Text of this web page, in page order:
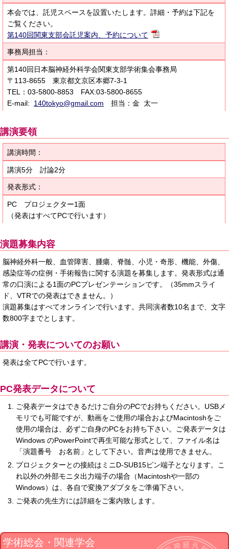
本会では、託児スペースを設置いたします。詳細・予約は下記を
ご覧ください。
第140回関東支部会託児案内、予約について
事務局担当：
第140回日本脳神経外科学会関東支部学術集会事務局
〒113-8655 東京都文京区本郷7-3-1
TEL：03-5800-8853 FAX:03-5800-8655
E-mail: 140tokyo@gmail.com 担当：金 太一
講演要領
講演時間：
講演5分 討論2分
発表形式：
PC プロジェクター1面
（発表はすべてPCで行います）
演題募集内容
脳神経外科一般、血管障害、腫瘍、脊髄、小児・奇形、機能、外傷、
感染症等の症例・手術報告に関する演題を募集します。発表形式は通
常の口演による1面のPCプレゼンテーションです。（35mmスライ
ド、VTRでの発表はできません。）
演題募集はすべてオンラインで行います。共同演者数10名まで、文字
数800字までとします。
講演・発表についてのお願い
発表は全てPCで行います。
PC発表データについて
ご発表データはできるだけご自分のPCでお持ちください。USBメ
モリでも可能ですが、動画をご使用の場合およびMacintoshをご
使用の場合は、必ずご自身のPCをお持ち下さい。ご発表データは
Windows のPowerPointで再生可能な形式として、ファイル名は
「演題番号 お名前」として下さい。音声は使用できません。
プロジェクターとの接続はミニD-SUB15ピン端子となります。こ
れ以外の外部モニタ出力端子の場合（Macintoshや一部の
Windows）は、各自で変換アダプタをご準備下さい。
ご発表の先生方には詳細をご案内致します。
学術総会・関連学会